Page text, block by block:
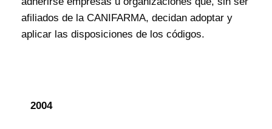
afiliados de la CANIFARMA, decidan adoptar y
aplicar las disposiciones de los códigos.
2004